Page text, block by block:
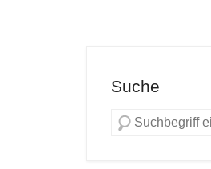
Suche